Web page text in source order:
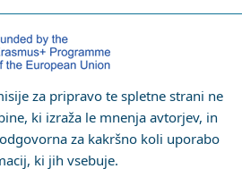
za pripravo te spletne strani ne
ki izraža le mnenja avtorjev, in
za kakršno koli uporabo
ki jih vsebuje.